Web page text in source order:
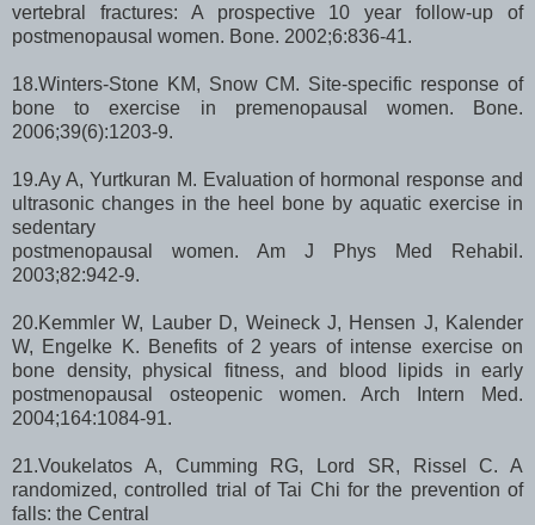
vertebral fractures: A prospective 10 year follow-up of
postmenopausal women. Bone. 2002;6:836-41.
18.Winters-Stone KM, Snow CM. Site-specific response of
bone to exercise in premenopausal women. Bone.
2006;39(6):1203-9.
19.Ay A, Yurtkuran M. Evaluation of hormonal response and
ultrasonic changes in the heel bone by aquatic exercise in
sedentary
postmenopausal women. Am J Phys Med Rehabil.
2003;82:942-9.
20.Kemmler W, Lauber D, Weineck J, Hensen J, Kalender
W, Engelke K. Benefits of 2 years of intense exercise on
bone density, physical fitness, and blood lipids in early
postmenopausal osteopenic women. Arch Intern Med.
2004;164:1084-91.
21.Voukelatos A, Cumming RG, Lord SR, Rissel C. A
randomized, controlled trial of Tai Chi for the prevention of
falls: the Central